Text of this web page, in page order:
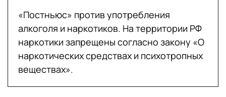
«Постньюс» против употребления
алкоголя и наркотиков. На территории РФ
наркотики запрещены согласно закону «О
наркотических средствах и психотропных
веществах».